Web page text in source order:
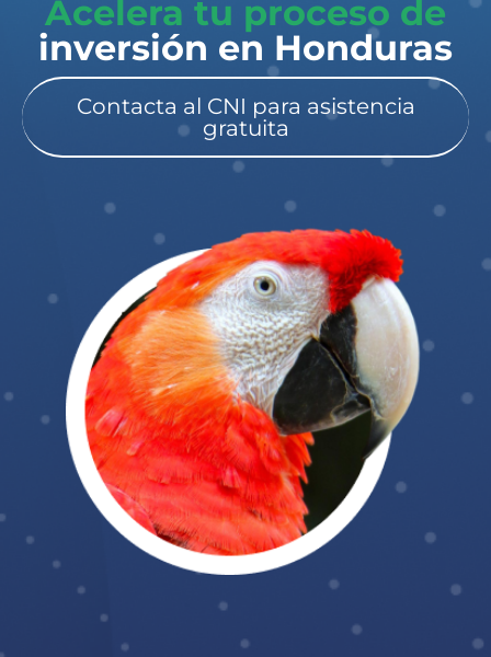
Acelera tu proceso de
inversión en Honduras​
Contacta al CNI para asistencia
gratuita